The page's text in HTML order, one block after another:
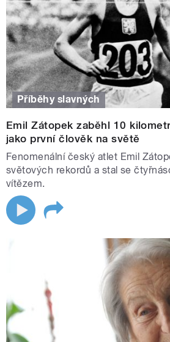
Příběhy slavných
Emil Zátopek zaběhl 10
jako první člověk na světě
Fenomenální český atlet Emil
světových rekordů a stal se
vítězem.